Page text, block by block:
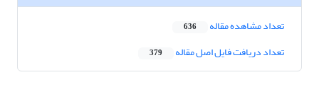
تعداد مشاهده مقاله 636
تعداد دریافت فایل اصل مقاله 379